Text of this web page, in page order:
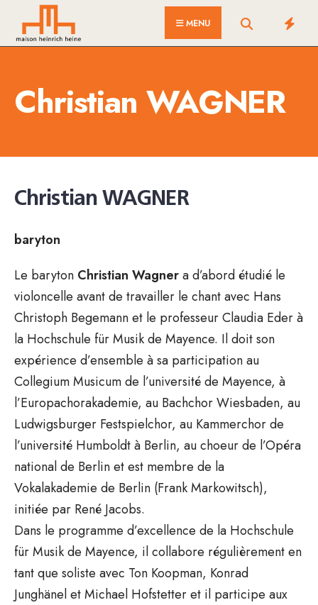
MENU
Christian WAGNER
Christian WAGNER
baryton
Le baryton Christian Wagnera d’abord étudié le
violoncelle avant de travailler le chant avec Hans
Christoph Begemann et le professeur Claudia Eder à
la Hochschule für Musik de Mayence. Il doit son
expérience d’ensemble à sa participation au
Collegium Musicum de l’université de Mayence, à
l’Europachorakademie, au Bachchor Wiesbaden, au
Ludwigsburger Festspielchor, au Kammerchor de
l’université Humboldt à Berlin, au choeur de l’Opéra
national de Berlin et est membre de la
Vokalakademie de Berlin (Frank Markowitsch),
initiée par René Jacobs.
Dans le programme d’excellence de la Hochschule
für Musik de Mayence, il collabore régulièrement en
tant que soliste avec Ton Koopman, Konrad
Junghänel et Michael Hofstetter et il participe aux